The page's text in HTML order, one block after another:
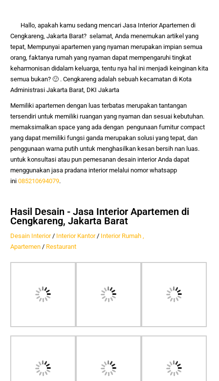
Hallo, apakah kamu sedang mencariJasa InteriorApartemen di
Cengkareng, Jakarta Barat? selamat, Anda menemukan artikel yang
tepat, Mempunyai apartemen yang nyaman merupakan impian semua
orang, faktanya rumah yang nyaman dapat mempengaruhi tingkat
keharmonisan didalam keluarga, tentu nya hal ini menjadi keinginan kita
semua bukan? 🙂 . Cengkareng adalah sebuah kecamatan di Kota
Administrasi Jakarta Barat, DKI Jakarta
Memiliki apartemen dengan luas terbatas merupakan tantangan
tersendiri untuk memiliki ruangan yang nyaman dan sesuai kebutuhan.
memaksimalkan space yang ada dengan pengunaan furnitur compact
yang dapat memiliki fungsi ganda merupakan solusi yang tepat, dan
penggunaan warna putih untuk menghasilkan kesan bersih nan luas.
untuk konsultasi atau pun pemesanan desain interior Anda dapat
menggunakan jasa pradana interior melalui nomor whatsapp
ini085210694079.
Hasil Desain - Jasa Interior Apartemen di
Cengkareng, Jakarta Barat
Desain Interior/ Interior Kantor/ Interior Rumah ,
Apartemen / Restaurant